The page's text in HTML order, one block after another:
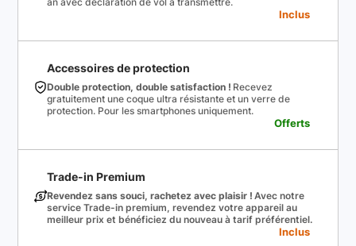
Inclus
Accessoires de protection
Double protection, double satisfaction ! Recevez
gratuitement une coque ultra résistante et un verre de
protection. Pour les smartphones uniquement.
Offerts
Trade-in Premium
Revendez sans souci, rachetez avec plaisir ! Avec notre
service Trade-in premium, revendez votre appareil au
meilleur prix et bénéficiez du nouveau à tarif préférentiel.
Inclus